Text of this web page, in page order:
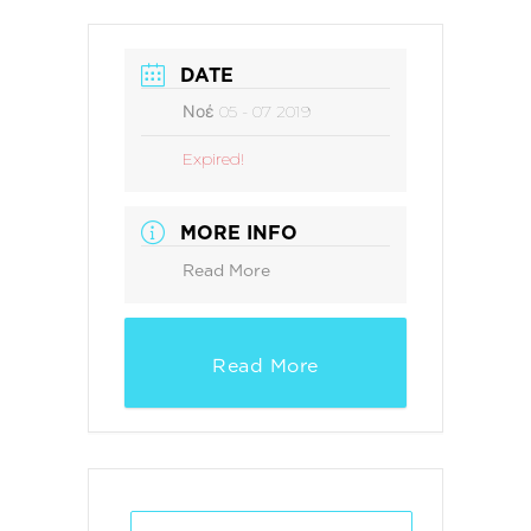
DATE
Νοέ 05 - 07 2019
Expired!
MORE INFO
Read More
Read More